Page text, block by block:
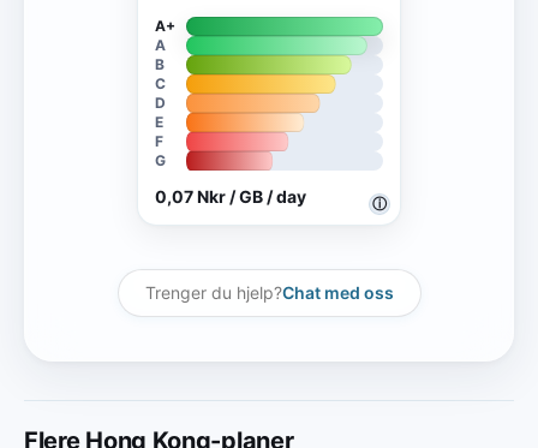
ⓘ
A+
A
B
C
D
E
F
G
0,07 Nkr / GB / day
Trenger du hjelp?Chat med oss
Flere Hong Kong-planer